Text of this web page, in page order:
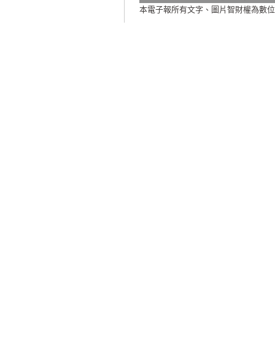
本電子報所有文字、圖片智財權為數